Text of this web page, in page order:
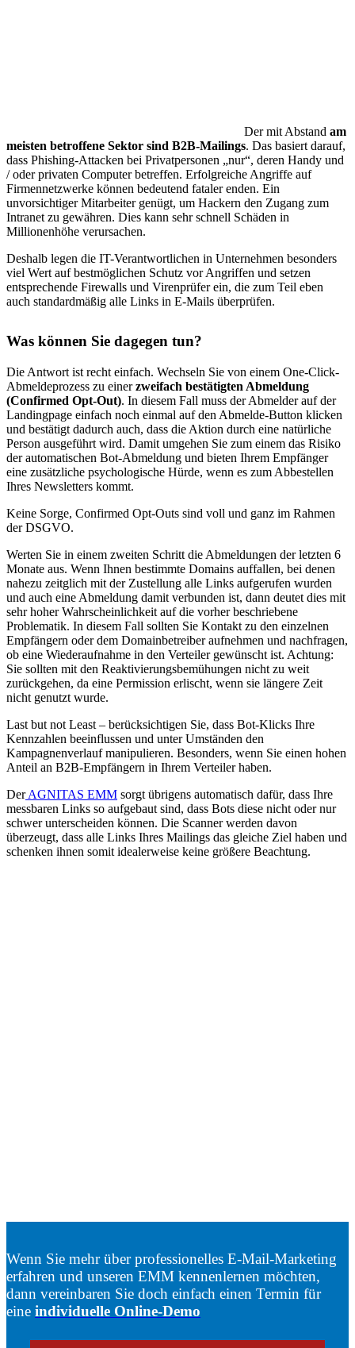
Der mit Abstand am
meisten betroffene Sektor sind B2B-Mailings. Das basiert darauf,
dass Phishing-Attacken bei Privatpersonen „nur“, deren Handy und
/ oder privaten Computer betreffen. Erfolgreiche Angriffe auf
Firmennetzwerke können bedeutend fataler enden. Ein
unvorsichtiger Mitarbeiter genügt, um Hackern den Zugang zum
Intranet zu gewähren. Dies kann sehr schnell Schäden in
Millionenhöhe verursachen.
Deshalb legen die IT-Verantwortlichen in Unternehmen besonders
viel Wert auf bestmöglichen Schutz vor Angriffen und setzen
entsprechende Firewalls und Virenprüfer ein, die zum Teil eben
auch standardmäßig alle Links in E-Mails überprüfen.
Was können Sie dagegen tun?
Die Antwort ist recht einfach. Wechseln Sie von einem One-Click-
Abmeldeprozess zu einerzweifach bestätigten Abmeldung
(Confirmed Opt-Out). In diesem Fall muss der Abmelder auf der
Landingpage einfach noch einmal auf den Abmelde-Button klicken
und bestätigt dadurch auch, dass die Aktion durch eine natürliche
Person ausgeführt wird. Damit umgehen Sie zum einem das Risiko
der automatischen Bot-Abmeldung und bieten Ihrem Empfänger
eine zusätzliche psychologische Hürde, wenn es zum Abbestellen
Ihres Newsletters kommt.
Keine Sorge, Confirmed Opt-Outs sind voll und ganz im Rahmen
der DSGVO.
Werten Sie in einem zweiten Schritt die Abmeldungen der letzten 6
Monate aus. Wenn Ihnen bestimmte Domains auffallen, bei denen
nahezu zeitglich mit der Zustellung alle Links aufgerufen wurden
und auch eine Abmeldung damit verbunden ist, dann deutet dies mit
sehr hoher Wahrscheinlichkeit auf die vorher beschriebene
Problematik. In diesem Fall sollten Sie Kontakt zu den einzelnen
Empfängern oder dem Domainbetreiber aufnehmen und nachfragen,
ob eine Wiederaufnahme in den Verteiler gewünscht ist. Achtung:
Sie sollten mit den Reaktivierungsbemühungen nicht zu weit
zurückgehen, da eine Permission erlischt, wenn sie längere Zeit
nicht genutzt wurde.
Last but not Least – berücksichtigen Sie, dass Bot-Klicks Ihre
Kennzahlen beeinflussen und unter Umständen den
Kampagnenverlauf manipulieren. Besonders, wenn Sie einen hohen
Anteil an B2B-Empfängern in Ihrem Verteiler haben.
DerAGNITAS EMM sorgt übrigens automatisch dafür, dass Ihre
messbaren Links so aufgebaut sind, dass Bots diese nicht oder nur
schwer unterscheiden können. Die Scanner werden davon
überzeugt, dass alle Links Ihres Mailings das gleiche Ziel haben und
schenken ihnen somit idealerweise keine größere Beachtung.
Wenn Sie mehr über professionelles E-Mail-Marketing
erfahren und unseren EMM kennenlernen möchten,
dann vereinbaren Sie doch einfach einen Termin für
eine individuelle Online-Demo